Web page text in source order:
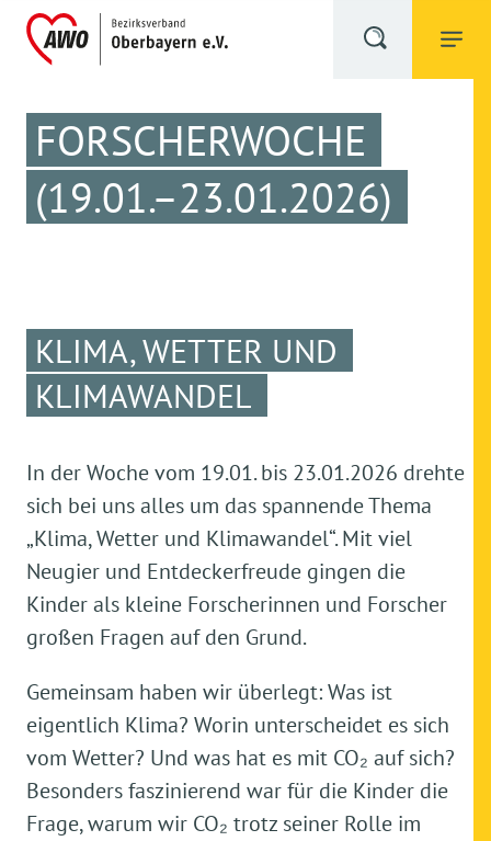
FORSCHERWOCHE
(19.01.–23.01.2026)
KLIMA, WETTER UND
KLIMAWANDEL
In der Woche vom 19.01. bis 23.01.2026 drehte
sich bei uns alles um das spannende Thema
„Klima, Wetter und Klimawandel“. Mit viel
Neugier und Entdeckerfreude gingen die
Kinder als kleine Forscherinnen und Forscher
großen Fragen auf den Grund.
Gemeinsam haben wir überlegt: Was ist
eigentlich Klima? Worin unterscheidet es sich
vom Wetter? Und was hat es mit CO₂ auf sich?
Besonders faszinierend war für die Kinder die
Frage, warum wir CO₂ trotz seiner Rolle im